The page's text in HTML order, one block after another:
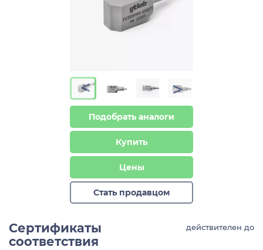
> >
Подобрать аналоги
Купить
Цены
Стать продавцом
Сертификаты
соответствия
действителен до